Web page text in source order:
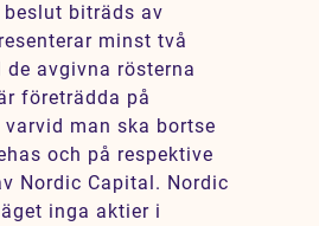
biträds av
minst två
avgivna rösterna
företrädda på
man ska bortse
och på respektive
Nordic Capital. Nordic
inga aktier i